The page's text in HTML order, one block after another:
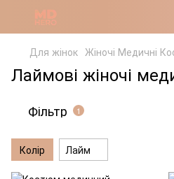
Для жінок Жіночі Медичні
Лаймові жіночі
Фільтр 1
Колір Лайм